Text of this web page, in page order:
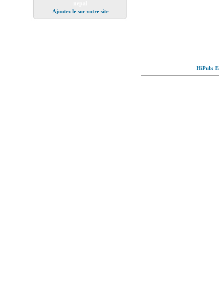
Ajoutez le sur votre site
HiPub: